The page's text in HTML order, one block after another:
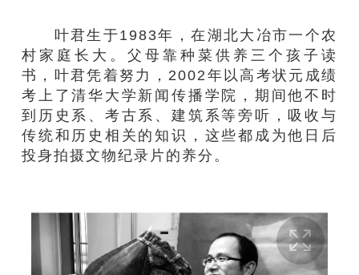
叶君生于1983年，在湖北大冶市一个农
村家庭长大。父母靠种菜供养三个孩子读
书，叶君凭着努力，2002年以高考状元成绩
考上了清华大学新闻传播学院，期间他不时
到历史系、考古系、建筑系等旁听，吸收与
传统和历史相关的知识，这些都成为他日后
投身拍摄文物纪录片的养分。